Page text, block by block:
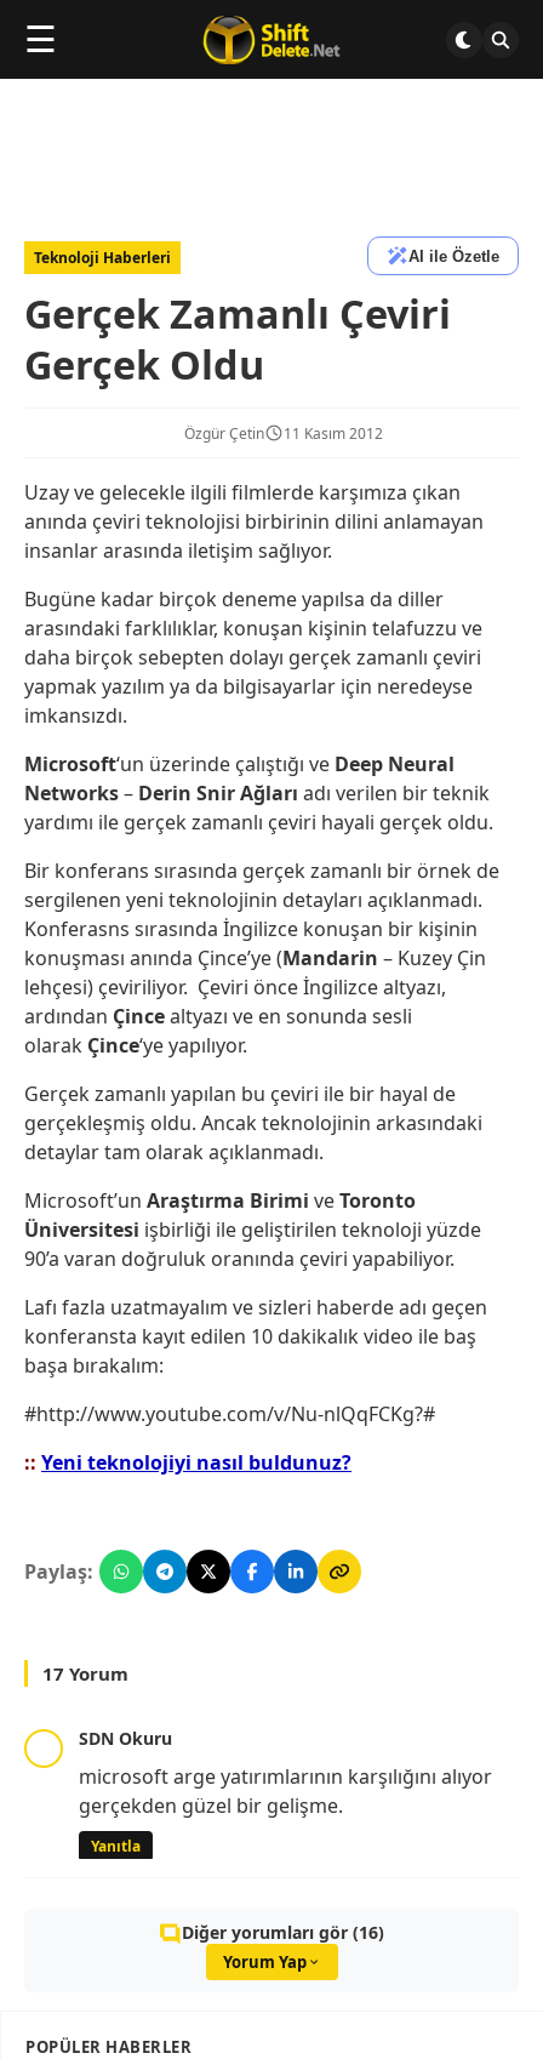
☰
Teknoloji Haberleri AI ile Özetle
Gerçek Zamanlı Çeviri
Gerçek Oldu
Özgür Çetin 11 Kasım 2012
Uzay ve gelecekle ilgili filmlerde karşımıza çıkan
anında çeviri teknolojisi birbirinin dilini anlamayan
insanlar arasında iletişim sağlıyor.
Bugüne kadar birçok deneme yapılsa da diller
arasındaki farklılıklar, konuşan kişinin telafuzzu ve
daha birçok sebepten dolayı gerçek zamanlı çeviri
yapmak yazılım ya da bilgisayarlar için neredeyse
imkansızdı.
Microsoft‘un üzerinde çalıştığı ve Deep Neural
Networks– Derin Snir Ağları adı verilen bir teknik
yardımı ile gerçek zamanlı çeviri hayali gerçek oldu.
Bir konferans sırasında gerçek zamanlı bir örnek de
sergilenen yeni teknolojinin detayları açıklanmadı.
Konferasns sırasında İngilizce konuşan bir kişinin
konuşması anında Çince’ye (Mandarin – Kuzey Çin
lehçesi) çeviriliyor. Çeviri önce İngilizce altyazı,
ardından Çincealtyazı ve en sonunda sesli
olarak Çince‘ye yapılıyor.
Gerçek zamanlı yapılan bu çeviri ile bir hayal de
gerçekleşmiş oldu. Ancak teknolojinin arkasındaki
detaylar tam olarak açıklanmadı.
Microsoft’un Araştırma Birimi veToronto
Üniversitesi işbirliği ile geliştirilen teknoloji yüzde
90’a varan doğruluk oranında çeviri yapabiliyor.
Lafı fazla uzatmayalım ve sizleri haberde adı geçen
konferansta kayıt edilen 10 dakikalık video ile baş
başa bırakalım:
#http://www.youtube.com/v/Nu-nlQqFCKg?#
:: Yeni teknolojiyi nasıl buldunuz?
Paylaş:
17 Yorum
SDN Okuru
microsoft arge yatırımlarının karşılığını alıyor
gerçekden güzel bir gelişme.
Yanıtla
Diğer yorumları gör (16)
Yorum Yap
POPÜLER HABERLER